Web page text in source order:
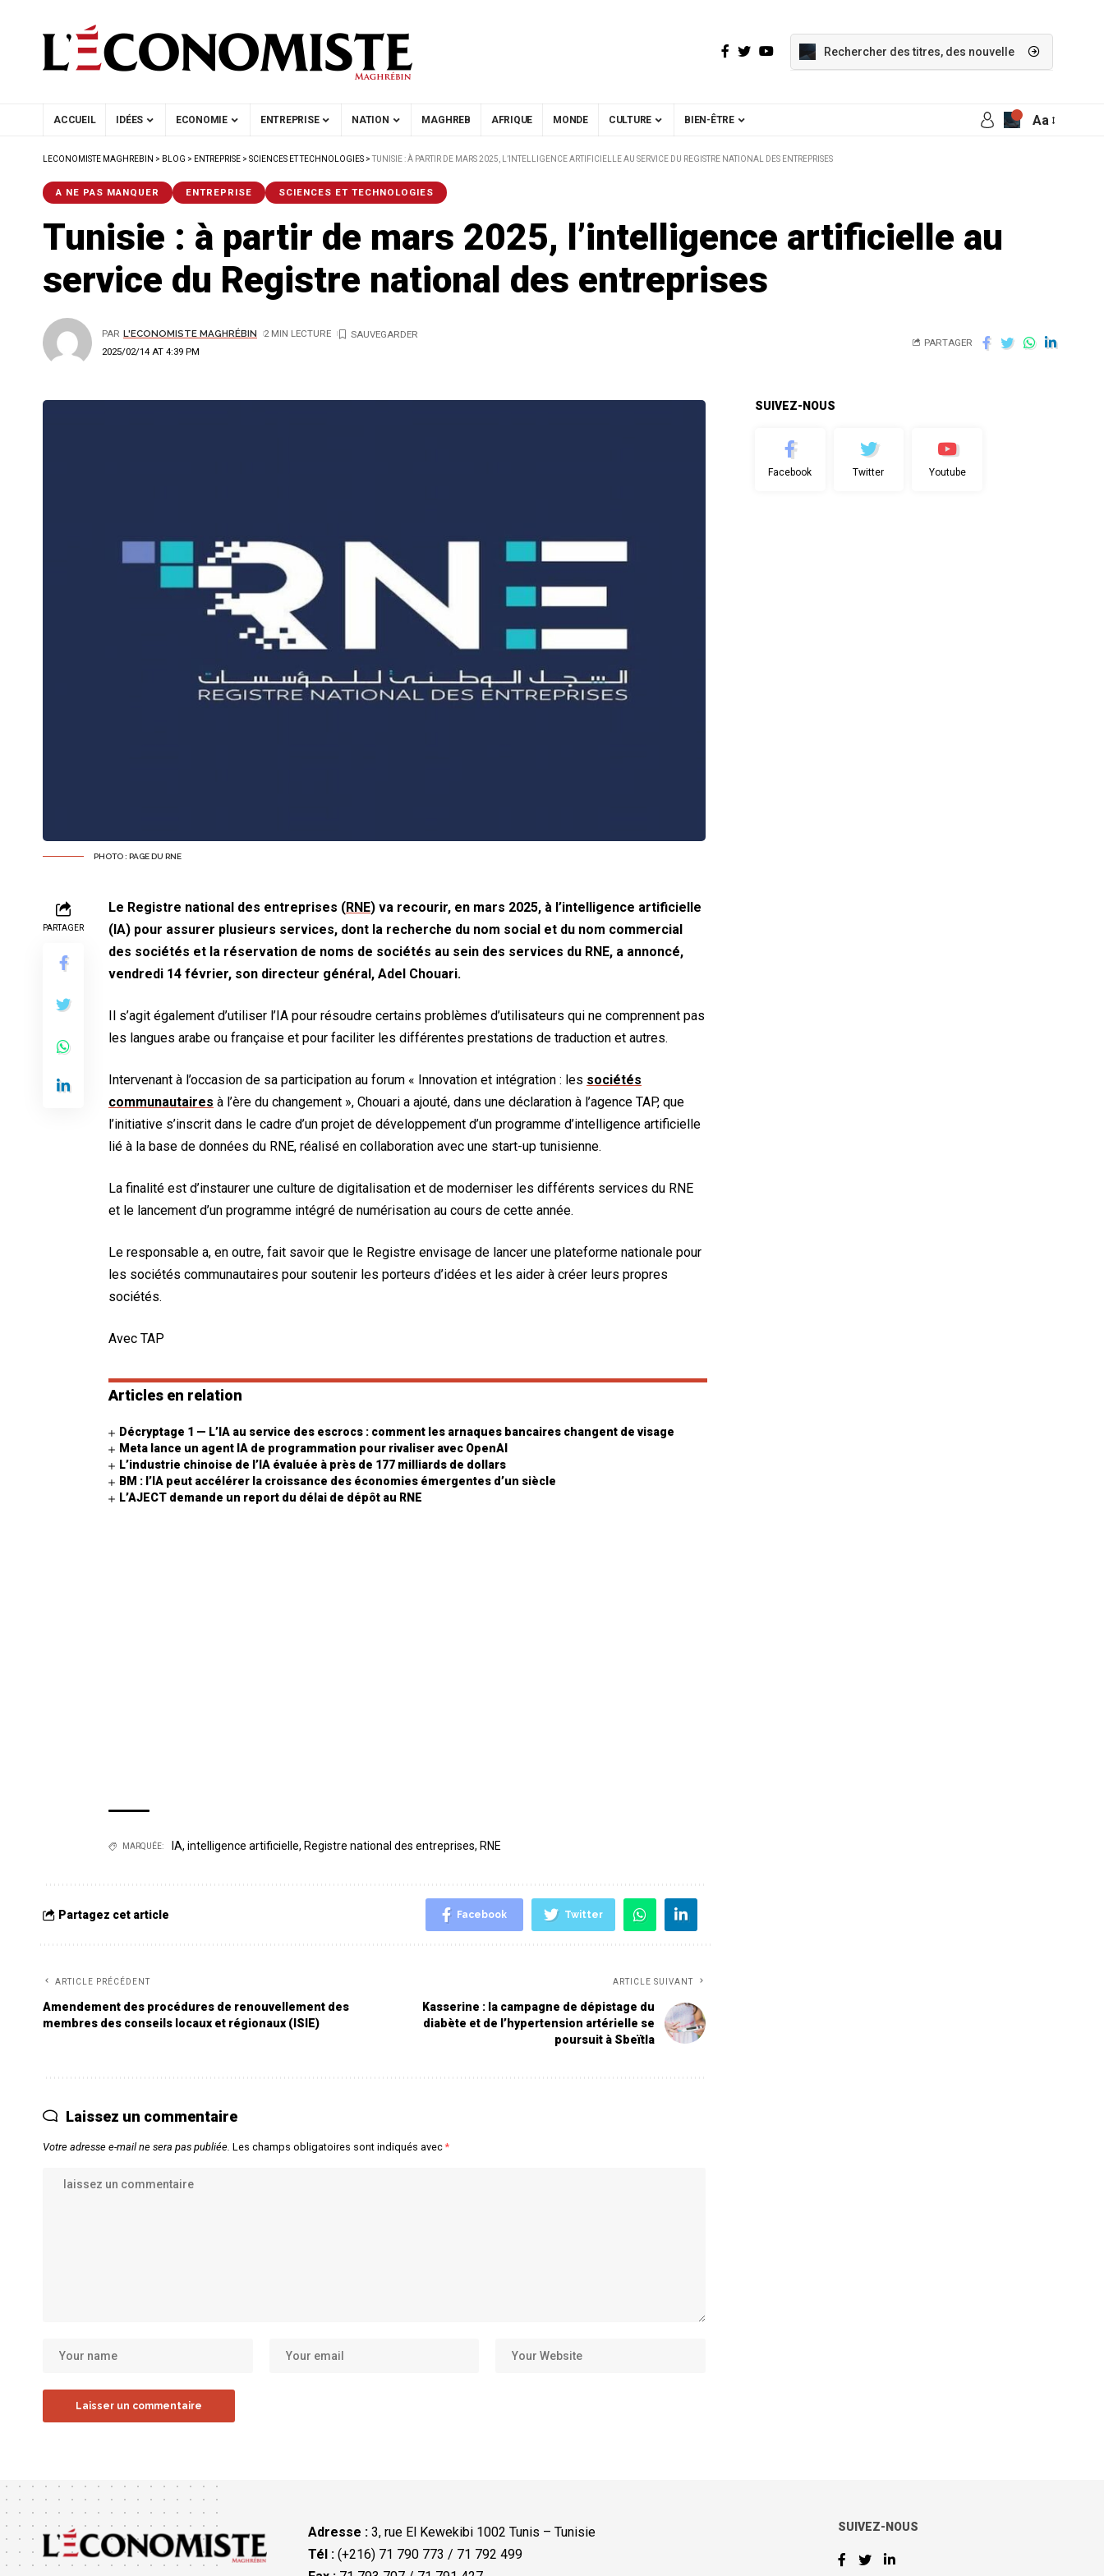
ACCUEIL IDÉES ECONOMIE ENTREPRISE NATION MAGHREB AFRIQUE MONDE CULTURE BIEN-ÊTRE Aa
LECONOMISTE MAGHREBIN > BLOG > ENTREPRISE > SCIENCES ET TECHNOLOGIES >TUNISIE : À PARTIR DE MARS 2025, L’INTELLIGENCE ARTIFICIELLE AU SERVICE DU REGISTRE NATIONAL DES ENTREPRISES
A NE PAS MANQUER ENTREPRISE SCIENCES ET TECHNOLOGIES
Tunisie : à partir de mars 2025, l’intelligence artificielle au
service du Registre national des entreprises
2025/02/14 AT 4:39 PM
PAR L'ECONOMISTE MAGHRÉBIN 2 MIN LECTURE
PARTAGER
PHOTO : PAGE DU RNE
PARTAGER
Le Registre national des entreprises (RNE) va recourir, en mars 2025, à l’intelligence artificielle
(IA) pour assurer plusieurs services, dont la recherche du nom social et du nom commercial
des sociétés et la réservation de noms de sociétés au sein des services du RNE, a annoncé,
vendredi 14 février, son directeur général, Adel Chouari.
Il s’agit également d’utiliser l’IA pour résoudre certains problèmes d’utilisateurs qui ne comprennent pas
les langues arabe ou française et pour faciliter les différentes prestations de traduction et autres.
Intervenant à l’occasion de sa participation au forum « Innovation et intégration : les sociétés
communautaires à l’ère du changement », Chouari a ajouté, dans une déclaration à l’agence TAP, que
l’initiative s’inscrit dans le cadre d’un projet de développement d’un programme d’intelligence artificielle
lié à la base de données du RNE, réalisé en collaboration avec une start-up tunisienne.
La finalité est d’instaurer une culture de digitalisation et de moderniser les différents services du RNE
et le lancement d’un programme intégré de numérisation au cours de cette année.
Le responsable a, en outre, fait savoir que le Registre envisage de lancer une plateforme nationale pour
les sociétés communautaires pour soutenir les porteurs d’idées et les aider à créer leurs propres
sociétés.
Avec TAP
Articles en relation
Décryptage 1 — L’IA au service des escrocs : comment les arnaques bancaires changent de visage
Meta lance un agent IA de programmation pour rivaliser avec OpenAI
L’industrie chinoise de l’IA évaluée à près de 177 milliards de dollars
BM : l’IA peut accélérer la croissance des économies émergentes d’un siècle
L’AJECT demande un report du délai de dépôt au RNE
MARQUÉE: IA, intelligence artificielle, Registre national des entreprises, RNE
Partagez cet article Facebook Twitter
ARTICLE PRÉCÉDENT
Amendement des procédures de renouvellement des
membres des conseils locaux et régionaux (ISIE)
ARTICLE SUIVANT
Kasserine : la campagne de dépistage du
diabète et de l’hypertension artérielle se
poursuit à Sbeïtla
Laissez un commentaire
Votre adresse e-mail ne sera pas publiée. Les champs obligatoires sont indiqués avec*
SUIVEZ-NOUS
Facebook Twitter Youtube
Adresse : 3, rue El Kewekibi 1002 Tunis – Tunisie
Tél :(+216) 71 790 773 / 71 792 499
SUIVEZ-NOUS